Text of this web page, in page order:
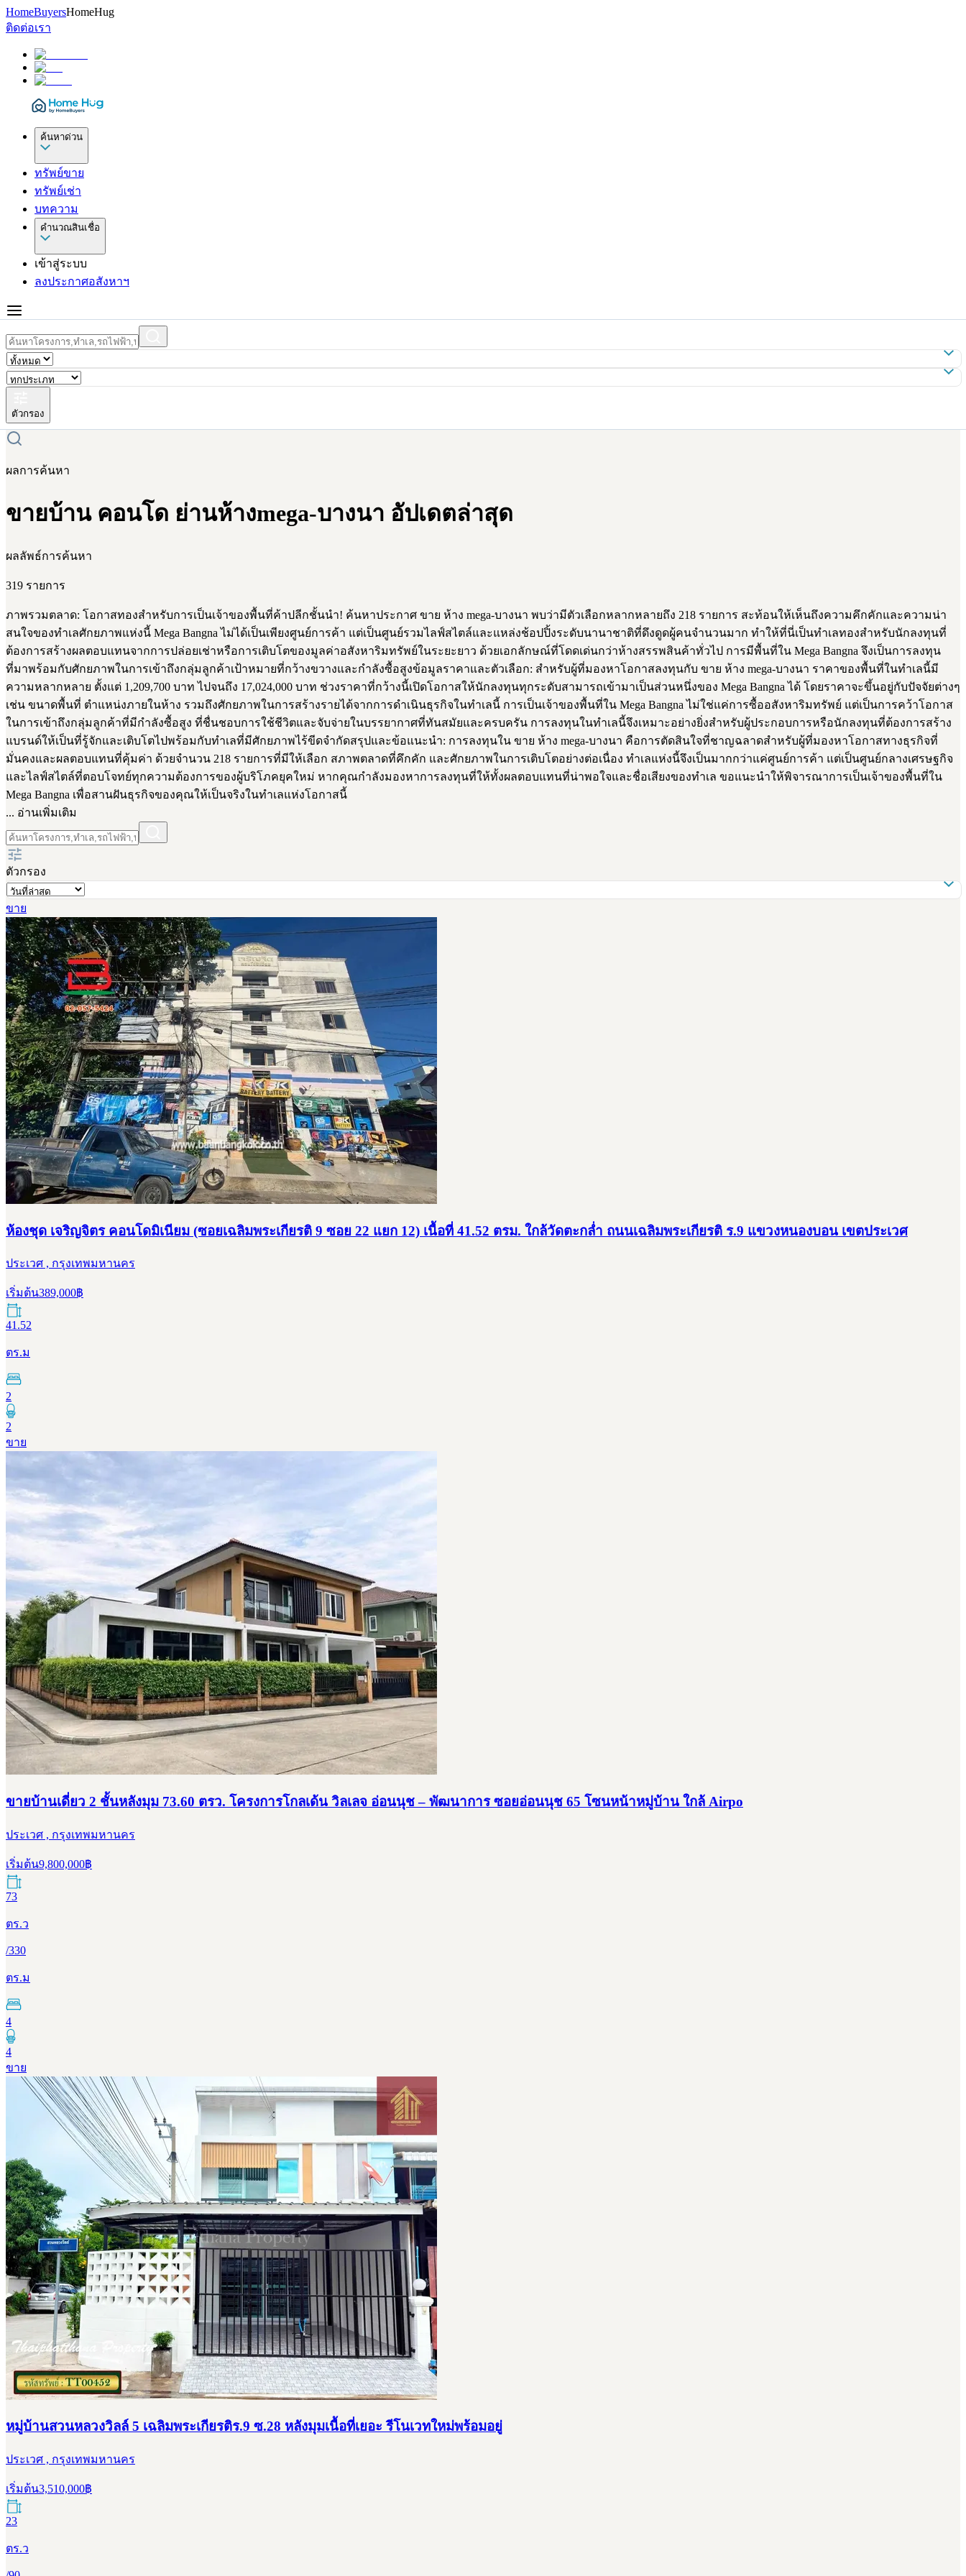
HomeBuyersHomeHug
ติดต่อเรา
ค้นหาด่วน
ทรัพย์ขาย
ทรัพย์เช่า
บทความ
คำนวณสินเชื่อ
เข้าสู่ระบบ
ลงประกาศอสังหาฯ
ตัวกรอง
ผลการค้นหา
ขายบ้าน คอนโด ย่านห้างmega-บางนา อัปเดตล่าสุด
ผลลัพธ์การค้นหา
319 รายการ
ภาพรวมตลาด: โอกาสทองสำหรับการเป็นเจ้าของพื้นที่ค้าปลีกชั้นนำ! ค้นหาประกาศ ขาย ห้าง mega-บางนา พบว่ามีตัวเลือกหลากหลายถึง 218 รายการ สะท้อนให้เห็นถึงความคึกคักและความน่า
สนใจของทำเลศักยภาพแห่งนี้ Mega Bangna ไม่ได้เป็นเพียงศูนย์การค้า แต่เป็นศูนย์รวมไลฟ์สไตล์และแหล่งช้อปปิ้งระดับนานาชาติที่ดึงดูดผู้คนจำนวนมาก ทำให้ที่นี่เป็นทำเลทองสำหรับนักลงทุนที่
ต้องการสร้างผลตอบแทนจากการปล่อยเช่าหรือการเติบโตของมูลค่าอสังหาริมทรัพย์ในระยะยาว ด้วยเอกลักษณ์ที่โดดเด่นกว่าห้างสรรพสินค้าทั่วไป การมีพื้นที่ใน Mega Bangna จึงเป็นการลงทุน
ที่มาพร้อมกับศักยภาพในการเข้าถึงกลุ่มลูกค้าเป้าหมายที่กว้างขวางและกำลังซื้อสูงข้อมูลราคาและตัวเลือก: สำหรับผู้ที่มองหาโอกาสลงทุนกับ ขาย ห้าง mega-บางนา ราคาของพื้นที่ในทำเลนี้มี
ความหลากหลาย ตั้งแต่ 1,209,700 บาท ไปจนถึง 17,024,000 บาท ช่วงราคาที่กว้างนี้เปิดโอกาสให้นักลงทุนทุกระดับสามารถเข้ามาเป็นส่วนหนึ่งของ Mega Bangna ได้ โดยราคาจะขึ้นอยู่กับปัจจัยต่างๆ
เช่น ขนาดพื้นที่ ตำแหน่งภายในห้าง รวมถึงศักยภาพในการสร้างรายได้จากการดำเนินธุรกิจในทำเลนี้ การเป็นเจ้าของพื้นที่ใน Mega Bangna ไม่ใช่แค่การซื้ออสังหาริมทรัพย์ แต่เป็นการคว้าโอกาส
ในการเข้าถึงกลุ่มลูกค้าที่มีกำลังซื้อสูง ที่ชื่นชอบการใช้ชีวิตและจับจ่ายในบรรยากาศที่ทันสมัยและครบครัน การลงทุนในทำเลนี้จึงเหมาะอย่างยิ่งสำหรับผู้ประกอบการหรือนักลงทุนที่ต้องการสร้าง
แบรนด์ให้เป็นที่รู้จักและเติบโตไปพร้อมกับทำเลที่มีศักยภาพไร้ขีดจำกัดสรุปและข้อแนะนำ: การลงทุนใน ขาย ห้าง mega-บางนา คือการตัดสินใจที่ชาญฉลาดสำหรับผู้ที่มองหาโอกาสทางธุรกิจที่
มั่นคงและผลตอบแทนที่คุ้มค่า ด้วยจำนวน 218 รายการที่มีให้เลือก สภาพตลาดที่คึกคัก และศักยภาพในการเติบโตอย่างต่อเนื่อง ทำเลแห่งนี้จึงเป็นมากกว่าแค่ศูนย์การค้า แต่เป็นศูนย์กลางเศรษฐกิจ
และไลฟ์สไตล์ที่ตอบโจทย์ทุกความต้องการของผู้บริโภคยุคใหม่ หากคุณกำลังมองหาการลงทุนที่ให้ทั้งผลตอบแทนที่น่าพอใจและชื่อเสียงของทำเล ขอแนะนำให้พิจารณาการเป็นเจ้าของพื้นที่ใน
Mega Bangna เพื่อสานฝันธุรกิจของคุณให้เป็นจริงในทำเลแห่งโอกาสนี้
... อ่านเพิ่มเติม
ตัวกรอง
ขาย
ห้องชุด เจริญจิตร คอนโดมิเนียม (ซอยเฉลิมพระเกียรติ 9 ซอย 22 แยก 12) เนื้อที่ 41.52 ตรม. ใกล้วัดตะกล่ำ ถนนเฉลิมพระเกียรติ ร.9 แขวงหนองบอน เขตประเวศ
ประเวศ , กรุงเทพมหานคร
เริ่มต้น389,000฿
41.52
ตร.ม
2
2
ขาย
ขายบ้านเดี่ยว 2 ชั้นหลังมุม 73.60 ตรว. โครงการโกลเด้น วิลเลจ อ่อนนุช – พัฒนาการ ซอยอ่อนนุช 65 โซนหน้าหมู่บ้าน ใกล้ Airpo
ประเวศ , กรุงเทพมหานคร
เริ่มต้น9,800,000฿
73
ตร.ว
/330
ตร.ม
4
4
ขาย
หมู่บ้านสวนหลวงวิลล์ 5 เฉลิมพระเกียรติร.9 ซ.28 หลังมุมเนื้อที่เยอะ รีโนเวทใหม่พร้อมอยู่
ประเวศ , กรุงเทพมหานคร
เริ่มต้น3,510,000฿
23
ตร.ว